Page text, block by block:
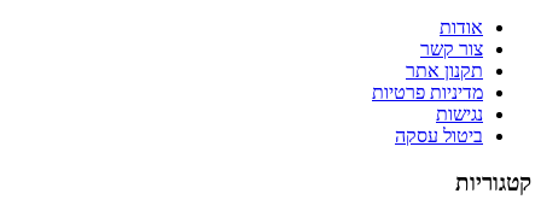
אודות
צור קשר
תקנון אתר
מדיניות פרטיות
נגישות
ביטול עסקה
קטגוריות